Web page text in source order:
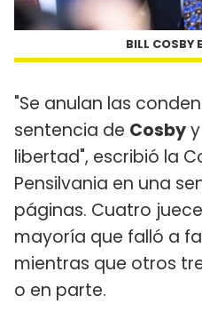
BILL COSBY
"Se anulan las
sentencia de Cosby
libertad", escribió la
Pensilvania en una
páginas. Cuatro
mayoría que falló a
mientras que otros
o en parte.